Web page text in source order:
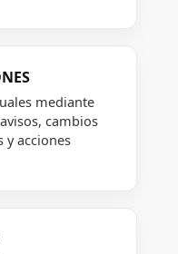
mediante
cambios
y acciones